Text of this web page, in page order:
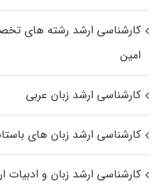
کارشناسی ارشد رﺷﺘﻪ ﻫﺎی
اﻣﻴﻦ
کارشناسی ارشد زبان عربی
کارشناسی ارشد زبان‌ های
کارشناسی ارشد زبان و ادبیات